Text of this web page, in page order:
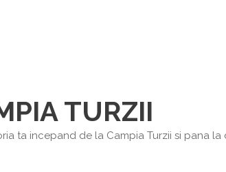
TURZII
ta incepand de la Campia Turzii si pana la